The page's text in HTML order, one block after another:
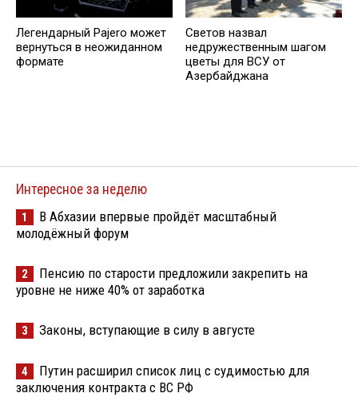
Легендарный Pajero может
вернуться в неожиданном
формате
Светов назвал
недружественным шагом
цветы для ВСУ от
Азербайджана
Интересное за неделю
1
В Абхазии впервые пройдёт масштабный
молодёжный форум
2
Пенсию по старости предложили закрепить на
уровне не ниже 40% от заработка
3 Законы, вступающие в силу в августе
4
Путин расширил список лиц с судимостью для
заключения контракта с ВС РФ